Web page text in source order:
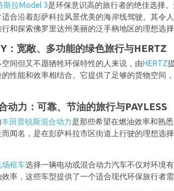
斯拉Model 3是环保意识高的旅行者的绝佳选择
合沿着彭萨科拉风景优美的海岸线驾驶。其令
和探索佛罗里达州美丽的泛手柄地区的理想选择
：宽敞、多功能的绿色旅行与HERTZ
间但又不愿牺牲环保特性的人来说，由HERTZ
性能和效率相结合。它提供了足够的货物空间
动力：可靠、节油的旅行与PAYLESS
丰田普锐斯混合动力是那些希望在燃油效率和熟
闻名，是在彭萨科拉市区街道上行驶的理想选
场租车选择一辆电动或混合动力汽车不仅对环境
率，这些车型提供了一个适合现代环保旅行者需